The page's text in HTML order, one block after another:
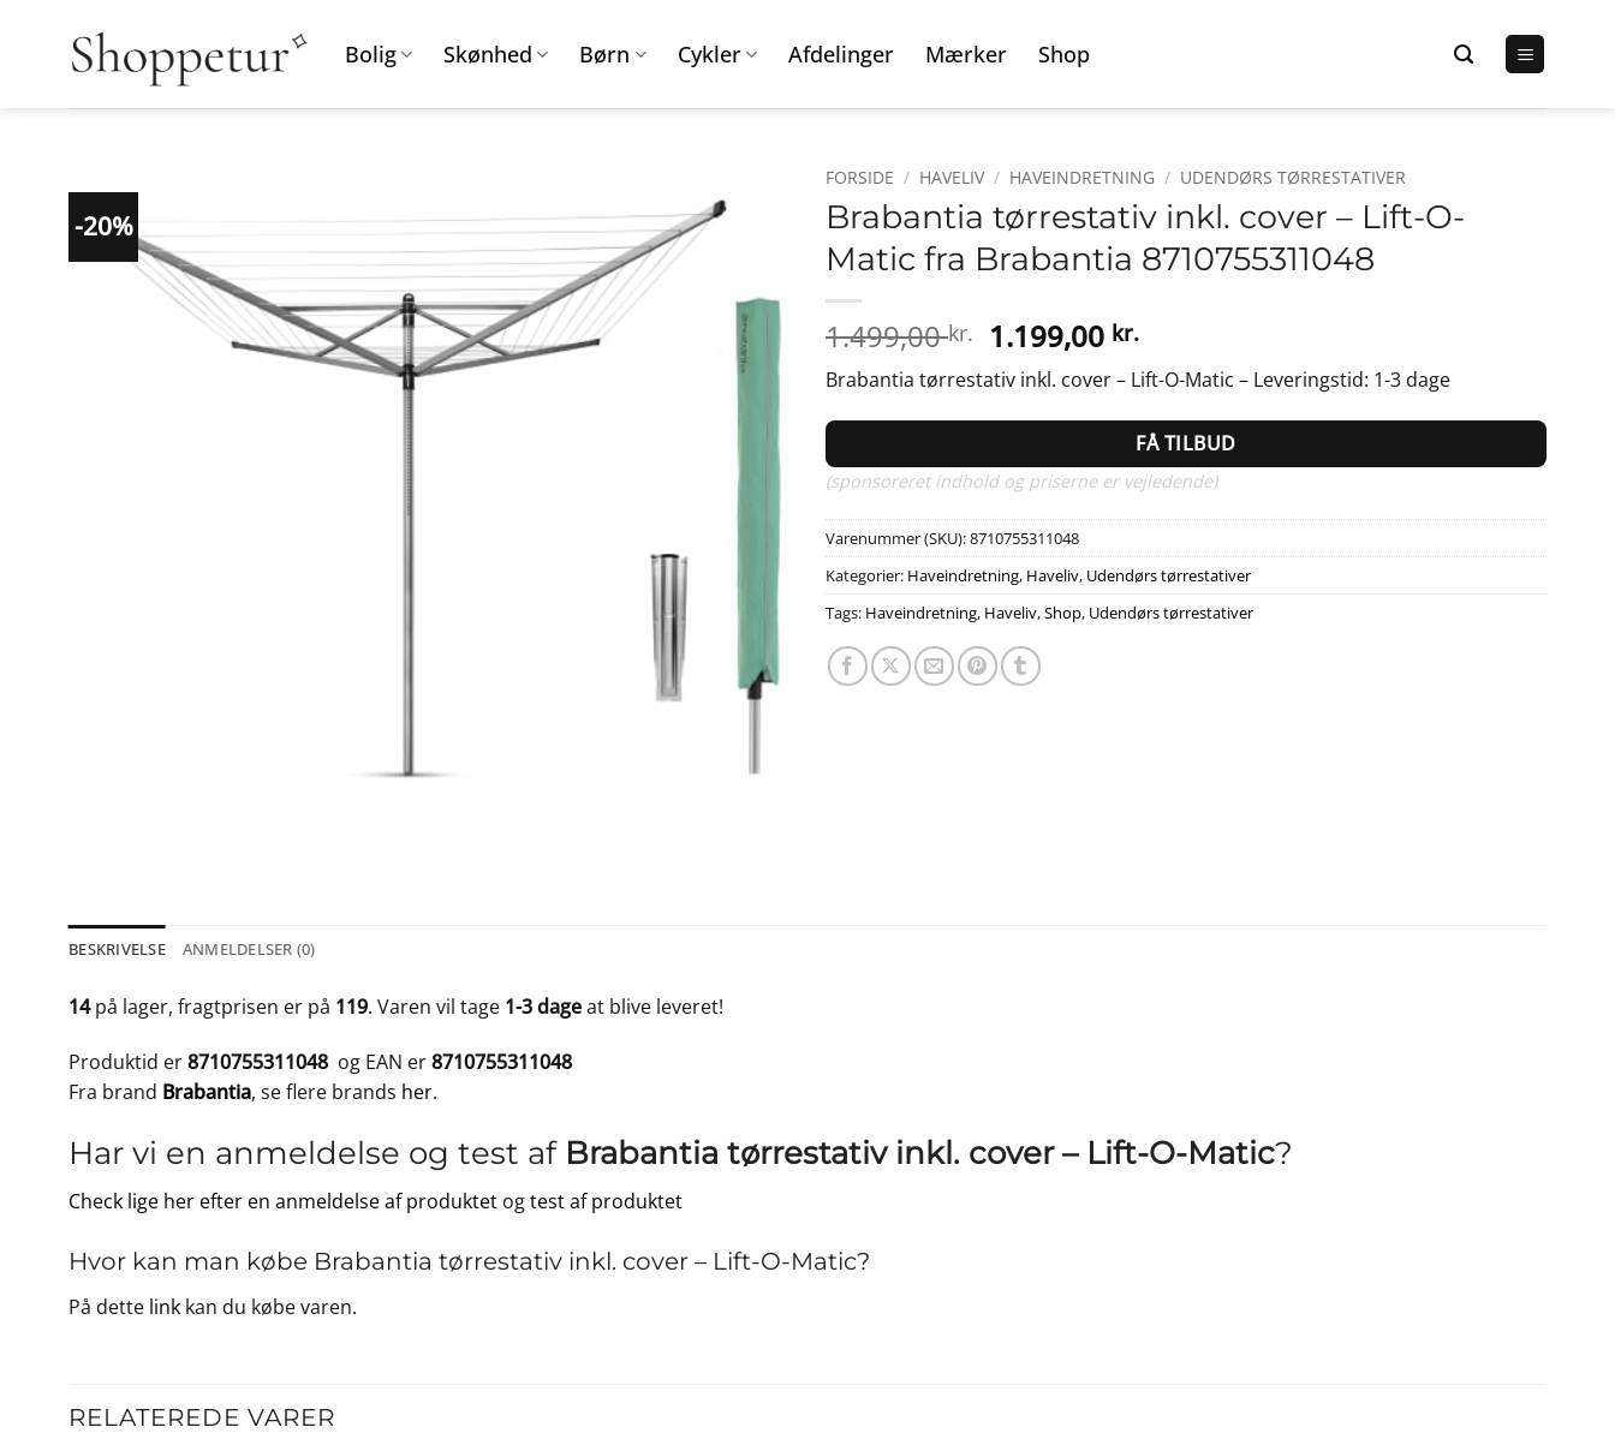
Bolig Skønhed Børn Cykler Afdelinger Mærker Shop
-20%
FORSIDE / HAVELIV / HAVEINDRETNING / UDENDØRS TØRRESTATIVER
Brabantia tørrestativ inkl. cover – Lift-O-
Matic fra Brabantia 8710755311048
1.499,00kr. Den
oprindelige
pris
var:
1.499,00 kr..
1.199,00 kr.Den
aktuelle
pris
er:
1.199,00 kr..
Brabantia tørrestativ inkl. cover – Lift-O-Matic – Leveringstid: 1-3 dage
FÅ TILBUD
(sponsoreret indhold og priserne er vejledende)
Varenummer (SKU):8710755311048
Kategorier: Haveindretning, Haveliv, Udendørs tørrestativer
Tags: Haveindretning, Haveliv,Shop, Udendørs tørrestativer
BESKRIVELSE ANMELDELSER (0)
14på lager, fragtprisen er på 119. Varen vil tage 1-3 dageat blive leveret!
Produktid er8710755311048 og EAN er8710755311048
Fra brand Brabantia, se flere brands her.
Har vi en anmeldelse og test af Brabantia tørrestativ inkl. cover – Lift-O-Matic?
Check lige her efter en anmeldelse af produktet ogtest af produktet
Hvor kan man købe Brabantia tørrestativ inkl. cover – Lift-O-Matic?
På dette link kan du købe varen.
RELATEREDE VARER